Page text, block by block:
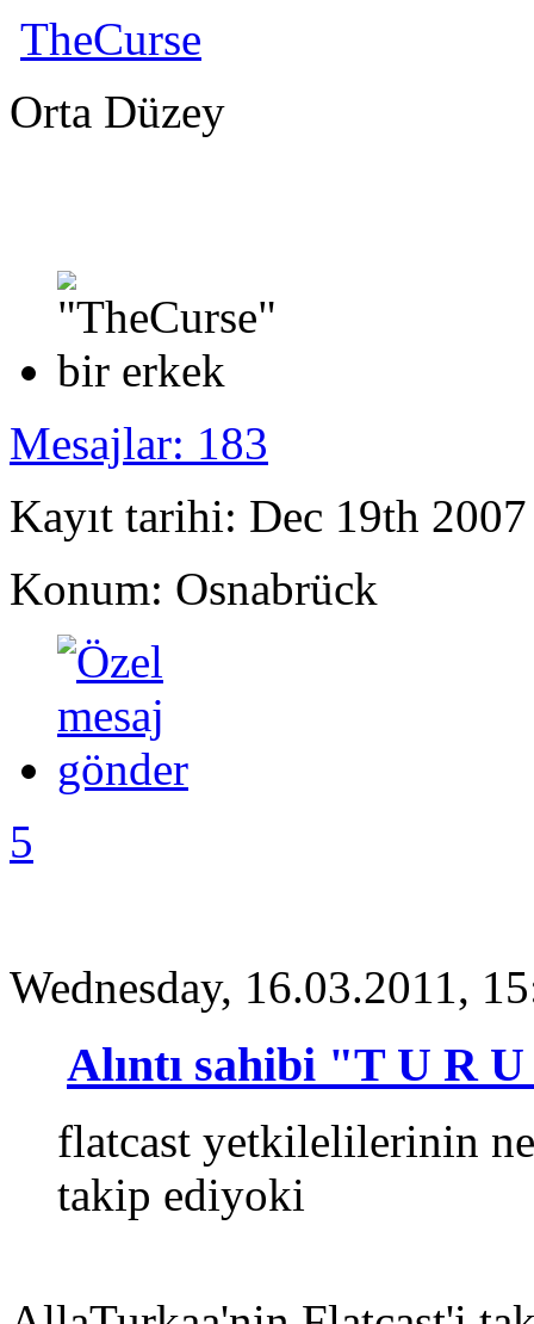
TheCurse
Orta Düzey
Mesajlar: 183
Kayıt tarihi: Dec 19th 2007
Konum: Osnabrück
5
Wednesday, 16.03.2011,
Alıntı sahibi "T U R
flatcast yetkilelilerinin
takip ediyoki